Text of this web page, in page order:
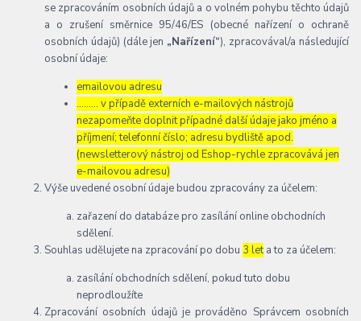
se zpracováním osobních údajů a o volném pohybu těchto údajů
a o zrušení směrnice 95/46/ES (obecné nařízení o ochraně
osobních údajů) (dále jen „Nařízení“), zpracovával/a následující
osobní údaje:
emailovou adresu
……… v případě externích e-mailových nástrojů
nezapomeňte doplnit případné další údaje jako jméno a
příjmení; telefonní číslo; adresu bydliště apod.
(newsletterový nástroj od Eshop-rychle zpracovává jen
e-mailovou adresu)
Výše uvedené osobní údaje budou zpracovány za účelem:
zařazení do databáze pro zasílání online obchodních
sdělení.
Souhlas udělujete na zpracování po dobu 3 leta to za účelem:
zasílání obchodních sdělení, pokud tuto dobu
neprodloužíte
Zpracování osobních údajů je prováděno Správcem osobních